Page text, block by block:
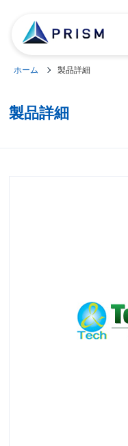
ホーム 製品詳細
製品詳細